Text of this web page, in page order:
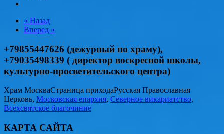
« Назад
Вперед »
+79855447626 (дежурный по храму),
+79035498339 ( директор воскресной школы,
культурно-просветительского центра)
Храм МоскваСтраница приходаРусская Православная
Церковь, Московская епархия, Северное викариатство,
Всехсвятское благочиние
КАРТА САЙТА